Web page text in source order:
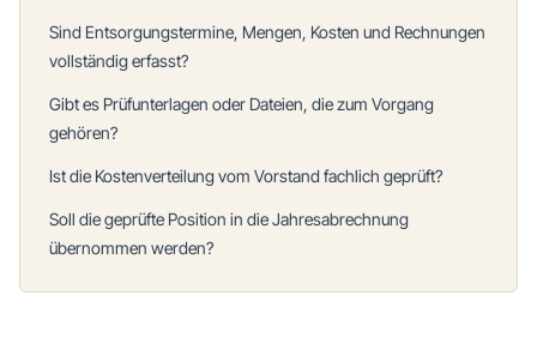
Sind Entsorgungstermine, Mengen, Kosten und Rechnungen
vollständig erfasst?
Gibt es Prüfunterlagen oder Dateien, die zum Vorgang
gehören?
Ist die Kostenverteilung vom Vorstand fachlich geprüft?
Soll die geprüfte Position in die Jahresabrechnung
übernommen werden?